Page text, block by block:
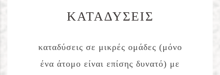
ΚΑΤΑΔΥΣΕΙΣ
καταδύσεις σε μικρές ομάδες (μόνο
ένα άτομο είναι επίσης δυνατό) με